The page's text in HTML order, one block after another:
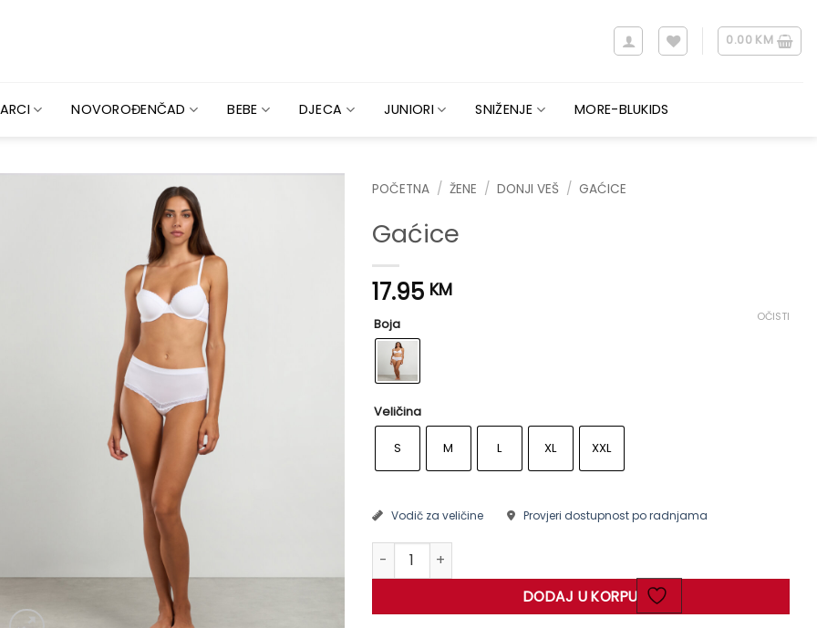
0.00 KM
NOVOROĐENČAD BEBE DJECA JUNIORI SNIŽENJE MORE-BLUKIDS
POČETNA / ŽENE / DONJI VEŠ / GAĆICE
Gaćice
17.95 KM
Boja
Veličina
S M L XL XXL
OČISTI
Vodič za veličine Provjeri dostupnost po radnjama
Gaćice količina
DODAJ U KORPU